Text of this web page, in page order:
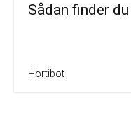
Sådan finder
Hortibot